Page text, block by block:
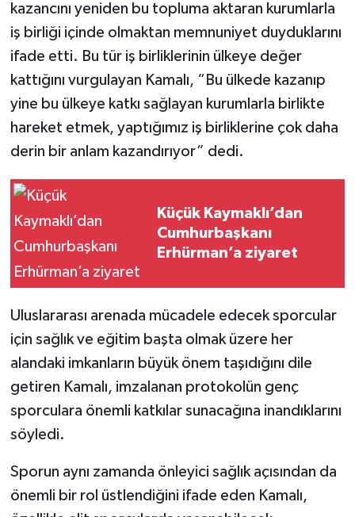
kazancını yeniden bu topluma aktaran kurumlarla
iş birliği içinde olmaktan memnuniyet duyduklarını
ifade etti. Bu tür iş birliklerinin ülkeye değer
kattığını vurgulayan Kamalı, “Bu ülkede kazanıp
yine bu ülkeye katkı sağlayan kurumlarla birlikte
hareket etmek, yaptığımız iş birliklerine çok daha
derin bir anlam kazandırıyor” dedi.
Küçük Kaymaklı’dan
Cumhurbaşkanı
Erhürman’a ziyaret
Uluslararası arenada mücadele edecek sporcular
için sağlık ve eğitim başta olmak üzere her
alandaki imkanların büyük önem taşıdığını dile
getiren Kamalı, imzalanan protokolün genç
sporculara önemli katkılar sunacağına inandıklarını
söyledi.
Sporun aynı zamanda önleyici sağlık açısından da
önemli bir rol üstlendiğini ifade eden Kamalı,